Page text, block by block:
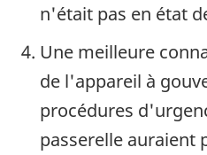
n'était pas en état
Une meilleure
de l'appareil à
procédures
passerelle auraient